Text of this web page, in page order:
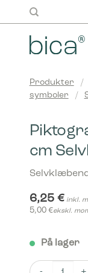
to
content
Produkter /
symboler
/
cm
6,25 € inkl.
5,00 €ekskl.
På lager